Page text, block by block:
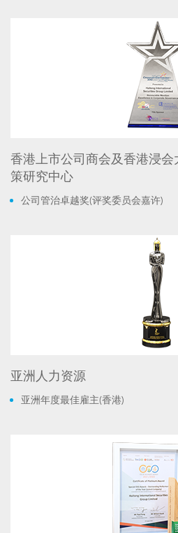
香港上市公司商会及香港浸
策研究中心
公司管治卓越奖(评奖委员会嘉许)
亚洲人力资源
亚洲年度最佳雇主(香港)